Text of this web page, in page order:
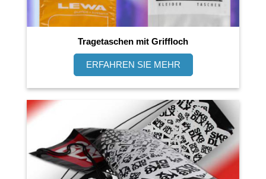
Tragetaschen mit Griffloch
ERFAHREN SIE MEHR